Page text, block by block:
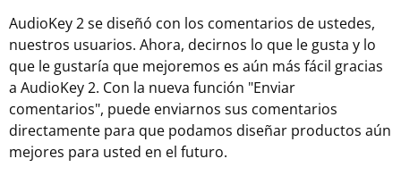
AudioKey 2 ​​se diseñó con los comentarios de ustedes,
nuestros usuarios. Ahora, decirnos lo que le gusta y lo
que le gustaría que mejoremos es aún más fácil gracias
a AudioKey 2. Con la nueva función "Enviar
comentarios", puede enviarnos sus comentarios
directamente para que podamos diseñar productos aún
mejores para usted en el futuro.